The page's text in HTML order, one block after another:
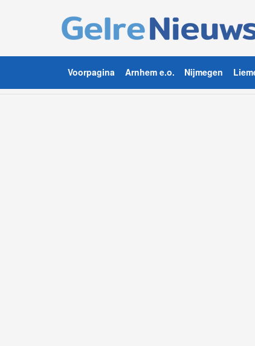
Voorpagina Arnhem e.o. Nijmegen